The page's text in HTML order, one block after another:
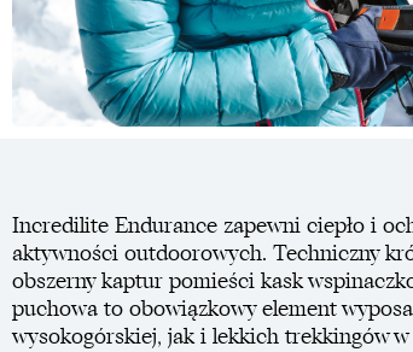
Incredilite Endurance zapewni ciepło i
aktywności outdoorowych. Techniczny
obszerny kaptur pomieści kask
puchowa to obowiązkowy element
wysokogórskiej, jak i lekkich trekkingów